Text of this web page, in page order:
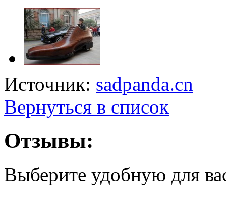
Источник: sadpanda.cn
Вернуться в список
Отзывы:
Выберите удобную для